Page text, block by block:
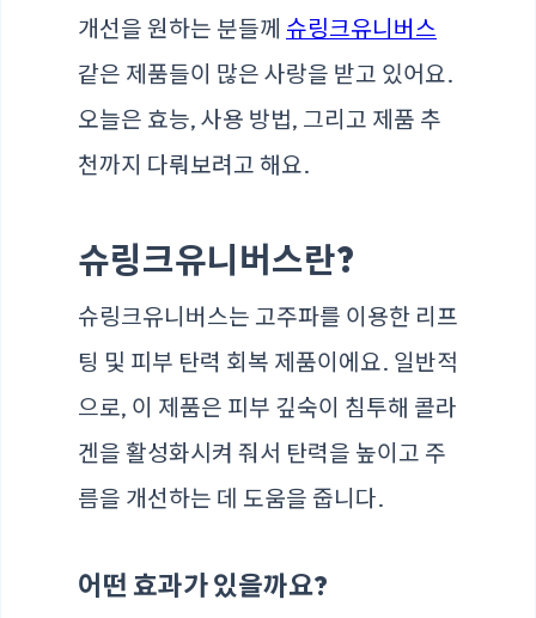
개선을 원하는 분들께 슈링크유니버스
같은 제품들이 많은 사랑을 받고 있어요.
오늘은 효능, 사용 방법, 그리고 제품 추
천까지 다뤄보려고 해요.
슈링크유니버스란?
슈링크유니버스는 고주파를 이용한 리프
팅 및 피부 탄력 회복 제품이에요. 일반적
으로, 이 제품은 피부 깊숙이 침투해 콜라
겐을 활성화시켜 줘서 탄력을 높이고 주
름을 개선하는 데 도움을 줍니다.
어떤 효과가 있을까요?